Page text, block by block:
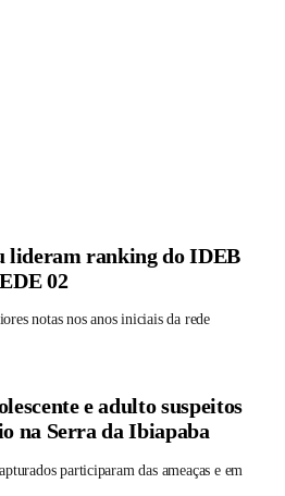
lideram ranking do IDEB
02
notas nos anos iniciais da rede
e adulto suspeitos
na Serra da Ibiapaba
participaram das ameaças e em